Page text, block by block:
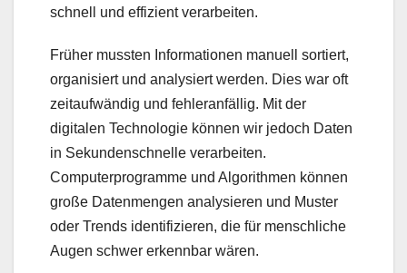
schnell und effizient verarbeiten.
Früher mussten Informationen manuell sortiert,
organisiert und analysiert werden. Dies war oft
zeitaufwändig und fehleranfällig. Mit der
digitalen Technologie können wir jedoch Daten
in Sekundenschnelle verarbeiten.
Computerprogramme und Algorithmen können
große Datenmengen analysieren und Muster
oder Trends identifizieren, die für menschliche
Augen schwer erkennbar wären.